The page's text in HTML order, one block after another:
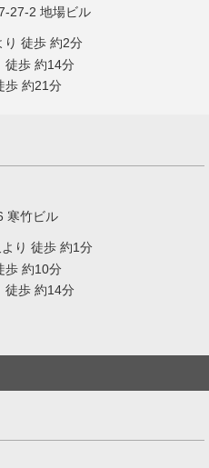
27-2 地場ビル
り 徒歩 約2分
徒歩 約14分
歩 約21分
寒竹ビル
り 徒歩 約1分
歩 約10分
徒歩 約14分